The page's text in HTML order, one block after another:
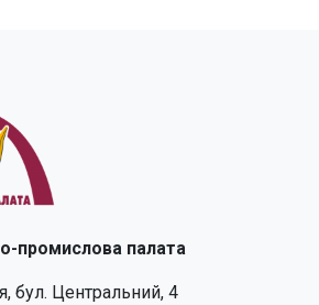
промислова палата
бул. Центральний, 4